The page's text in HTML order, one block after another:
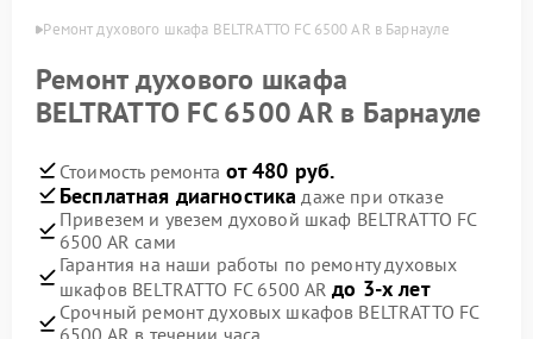
Ремонт духового шкафа BELTRATTO FC 6500 AR в Барнауле
Ремонт духового шкафа
BELTRATTO FC 6500 AR в Барнауле
Стоимость ремонта от 480 руб.
Бесплатная диагностика даже при отказе
Привезем и увезем духовой шкаф BELTRATTO FC
6500 AR сами
Гарантия на наши работы по ремонту духовых
шкафов BELTRATTO FC 6500 ARдо 3-х лет
Срочный ремонт духовых шкафов BELTRATTO FC
6500 AR в течении часа